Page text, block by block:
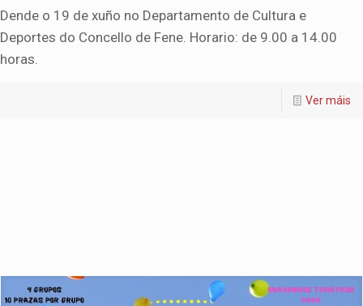
Dende o 19 de xuño no Departamento de Cultura e
Deportes do Concello de Fene. Horario: de 9.00 a 14.00
horas.
Ver máis